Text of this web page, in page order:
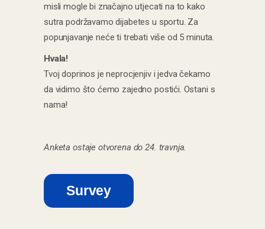
misli mogle bi značajno utjecati na to kako
sutra podržavamo dijabetes u sportu. Za
popunjavanje neće ti trebati više od 5 minuta.
Hvala!
Tvoj doprinos je neprocjenjiv i jedva čekamo
da vidimo što ćemo zajedno postići. Ostani s
nama!
Anketa ostaje otvorena do 24. travnja.
Survey